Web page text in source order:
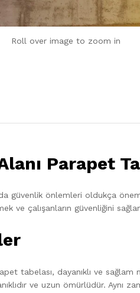
Roll over image to zoom in
Parapet
güvenlik önlemleri oldukça
ve çalışanların güvenliğini
tabelası, dayanıklı ve
ve uzun ömürlüdür. Aynı